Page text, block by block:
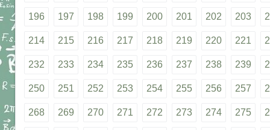
196 197 198 199 200 201 202 203
214 215 216 217 218 219 220 221
232 233 234 235 236 237 238 239
250 251 252 253 254 255 256 257
268 269 270 271 272 273 274 275